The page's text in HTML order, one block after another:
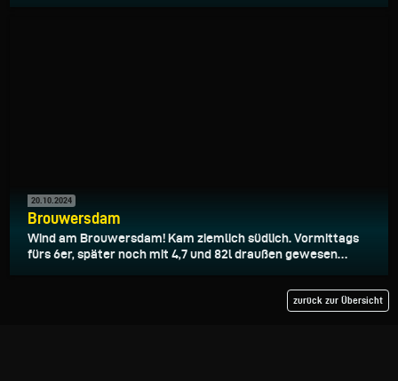
20.10.2024
Brouwersdam
Wind am Brouwersdam! Kam ziemlich südlich. Vormittags
fürs 6er, später noch mit 4,7 und 82l draußen gewesen…
zurück zur Übersicht